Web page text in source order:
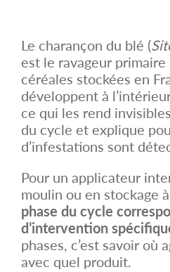
Le charançon du blé (
est le ravageur
céréales stockées en
développent à
ce qui les rend
du cycle et explique
d’infestations sont
Pour un applicateur
moulin ou en stockage
phase du cycle
d’intervention
phases, c’est savoir où
avec quel produit.